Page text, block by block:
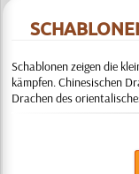
Schablonen zeigen die
kämpfen. Chinesischen
Drachen des